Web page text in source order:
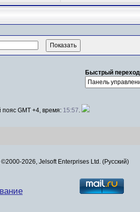
Быстрый переход
GMT +4, время: 15:57
2026, Jelsoft Enterprises Ltd. (Русский)